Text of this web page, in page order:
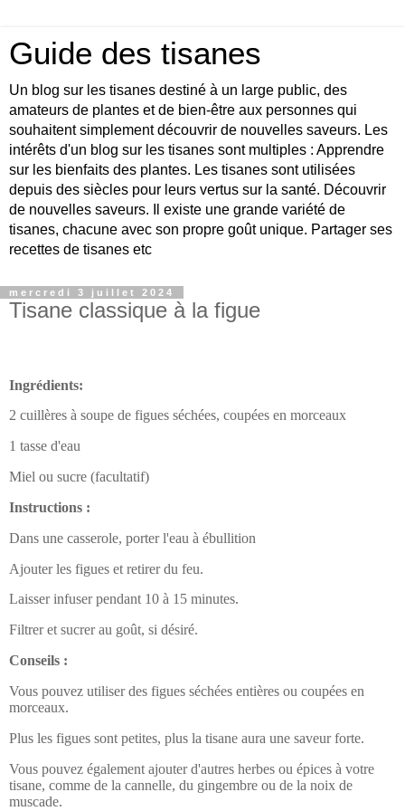
Guide des tisanes
Un blog sur les tisanes destiné à un large public, des
amateurs de plantes et de bien-être aux personnes qui
souhaitent simplement découvrir de nouvelles saveurs. Les
intérêts d'un blog sur les tisanes sont multiples : Apprendre
sur les bienfaits des plantes. Les tisanes sont utilisées
depuis des siècles pour leurs vertus sur la santé. Découvrir
de nouvelles saveurs. Il existe une grande variété de
tisanes, chacune avec son propre goût unique. Partager ses
recettes de tisanes etc
mercredi 3 juillet 2024
Tisane classique à la figue
Ingrédients:
2 cuillères à soupe de figues séchées, coupées en morceaux
1 tasse d'eau
Miel ou sucre (facultatif)
Instructions :
Dans une casserole, porter l'eau à ébullition
Ajouter les figues et retirer du feu.
Laisser infuser pendant 10 à 15 minutes.
Filtrer et sucrer au goût, si désiré.
Conseils :
Vous pouvez utiliser des figues séchées entières ou coupées en
morceaux.
Plus les figues sont petites, plus la tisane aura une saveur forte.
Vous pouvez également ajouter d'autres herbes ou épices à votre
tisane, comme de la cannelle, du gingembre ou de la noix de
muscade.